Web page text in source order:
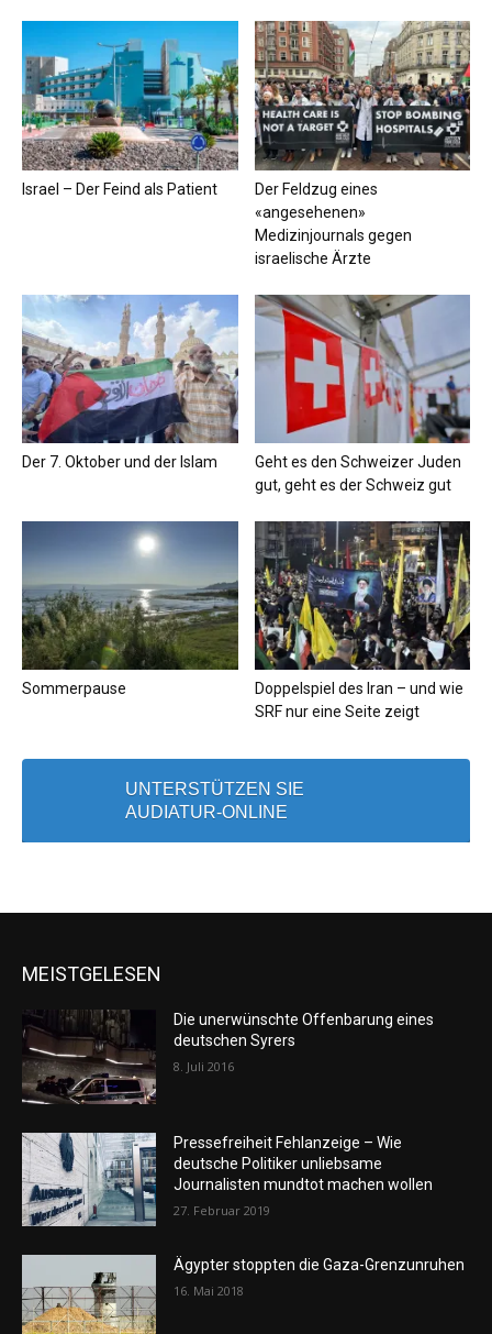
Israel – Der Feind als Patient
Der Feldzug eines
«angesehenen»
Medizinjournals gegen
israelische Ärzte
Der 7. Oktober und der Islam
Geht es den Schweizer Juden
gut, geht es der Schweiz gut
Sommerpause
Doppelspiel des Iran – und wie
SRF nur eine Seite zeigt
UNTERSTÜTZEN SIE
AUDIATUR-ONLINE
MEISTGELESEN
Die unerwünschte Offenbarung eines
deutschen Syrers
8. Juli 2016
Pressefreiheit Fehlanzeige – Wie
deutsche Politiker unliebsame
Journalisten mundtot machen wollen
27. Februar 2019
Ägypter stoppten die Gaza-Grenzunruhen
16. Mai 2018